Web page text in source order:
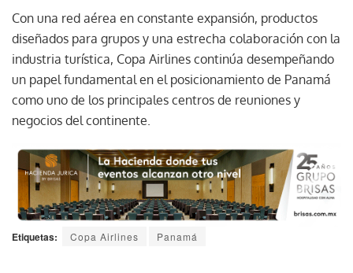
Con una red aérea en constante expansión, productos
diseñados para grupos y una estrecha colaboración con la
industria turística, Copa Airlines continúa desempeñando
un papel fundamental en el posicionamiento de Panamá
como uno de los principales centros de reuniones y
negocios del continente.
Etiquetas: Copa Airlines Panamá